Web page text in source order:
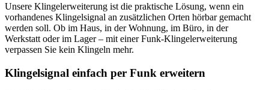
Unsere Klingelerweiterung ist die praktische Lösung, wenn ein
vorhandenes Klingelsignal an zusätzlichen Orten hörbar gemacht
werden soll. Ob im Haus, in der Wohnung, im Büro, in der
Werkstatt oder im Lager – mit einer Funk-Klingelerweiterung
verpassen Sie kein Klingeln mehr.
Klingelsignal einfach per Funk erweitern